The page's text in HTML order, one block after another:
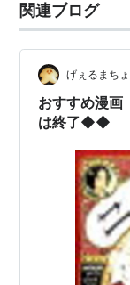
蝶のみちゆき
四谷区花園町
関連ブログ
げぇるまち
おすすめ漫
は終了◆◆